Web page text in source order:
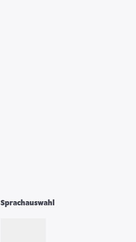
Sprachauswahl